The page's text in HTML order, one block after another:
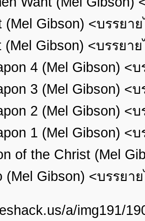
(Mel Gibson) <บรรยา
(Mel Gibson) <บรรยา
4 (Mel Gibson) <
3 (Mel Gibson) <
2 (Mel Gibson) <
1 (Mel Gibson) <
of the Christ (Mel
(Mel Gibson) <บรรยา
a/img191/